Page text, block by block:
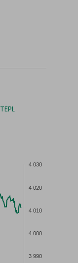
3 990
4 000
4 010
4 020
4 030